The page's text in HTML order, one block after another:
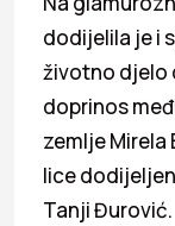
dodijelila je i
životno djelo
doprinos
zemlje
lice
Tanji Đurović.